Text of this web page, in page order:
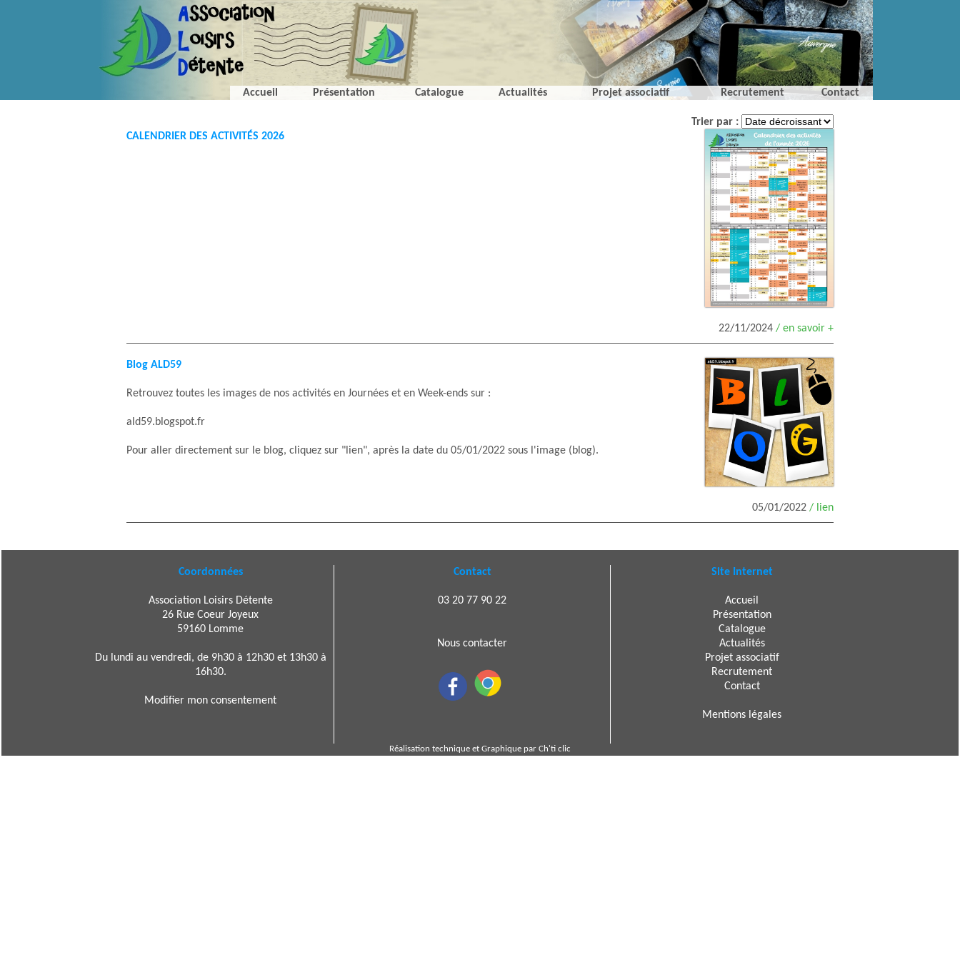
Accueil Présentation Catalogue Actualités Projet associatif Recrutement Contact
Trier par :
CALENDRIER DES ACTIVITÉS 2026
22/11/2024 / en savoir +
Blog ALD59
Retrouvez toutes les images de nos activités en Journées et en Week-ends sur :
ald59.blogspot.fr
Pour aller directement sur le blog, cliquez sur "lien", après la date du 05/01/2022 sous l'image (blog).
05/01/2022 / lien
Coordonnées
Association Loisirs Détente
26 Rue Coeur Joyeux
59160 Lomme
Du lundi au vendredi, de 9h30 à 12h30 et 13h30 à
16h30.
Modifier mon consentement
Contact
03 20 77 90 22
Nous contacter
Site Internet
Accueil
Présentation
Catalogue
Actualités
Projet associatif
Recrutement
Contact
Mentions légales
Réalisation technique et Graphique par Ch'ti clic